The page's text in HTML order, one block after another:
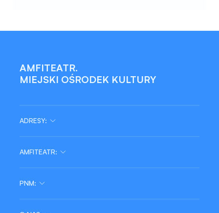
AMFITEATR.
MIEJSKI OŚRODEK KULTURY
ADRESY:
tel/fax:
48 364 29 68
AMFITEATR:
Edukacja
Zajęcia
PNM: